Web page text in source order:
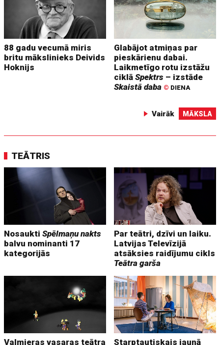
88 gadu vecumā miris
britu mākslinieks Deivids
Hoknijs
Glabājot atmiņas par
pieskārienu dabai.
Laikmetīgo rotu izstāžu
ciklāSpektrs – izstāde
Skaistā daba © DIENA
Vairāk MĀKSLA
TEĀTRIS
NosauktiSpēlmaņu nakts
balvu nominanti 17
kategorijās
Par teātri, dzīvi un laiku.
Latvijas Televīzijā
atsāksies raidījumu cikls
Teātra garša
Valmieras vasaras teātra Starptautiskais jaunā